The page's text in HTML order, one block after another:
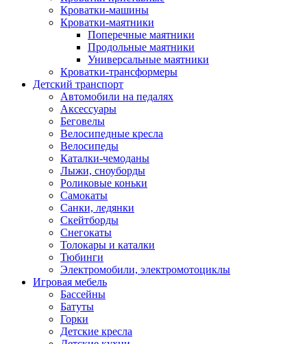
Кроватки-машины
Кроватки-маятники
Поперечные маятники
Продольные маятники
Универсальные маятники
Кроватки-трансформеры
Детский транспорт
Автомобили на педалях
Аксессуары
Беговелы
Велосипедные кресла
Велосипеды
Каталки-чемоданы
Лыжи, сноуборды
Роликовые коньки
Самокаты
Санки, ледянки
Скейтборды
Снегокаты
Толокары и каталки
Тюбинги
Электромобили, электромотоциклы
Игровая мебель
Бассейны
Батуты
Горки
Детские кресла